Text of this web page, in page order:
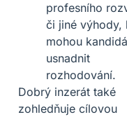
profesního
či jiné výhody,
mohou
usnadnit
rozhodování.
Dobrý inzerát také
zohledňuje cílovou